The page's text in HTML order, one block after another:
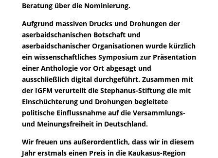
Beratung über die Nominierung.
Aufgrund massiven Drucks und Drohungen der
aserbaidschanischen Botschaft und
aserbaidschanischer Organisationen wurde kürzlich
ein wissenschaftliches Symposium zur Präsentation
einer Anthologie vor Ort abgesagt und
ausschließlich digital durchgeführt. Zusammen mit
der IGFM verurteilt die Stephanus-Stiftung die mit
Einschüchterung und Drohungen begleitete
politische Einflussnahme auf die Versammlungs-
und Meinungsfreiheit in Deutschland.
Wir freuen uns außerordentlich, dass wir in diesem
Jahr erstmals einen Preis in die Kaukasus-Region